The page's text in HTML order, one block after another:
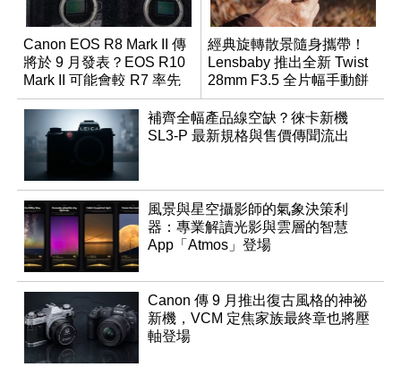
Canon EOS R8 Mark II 傳
將於 9 月發表？EOS R10
Mark II 可能會較 R7 率先
推出
經典旋轉散景隨身攜帶！
Lensbaby 推出全新 Twist
28mm F3.5 全片幅手動餅
乾鏡
補齊全幅產品線空缺？徠卡新機
SL3-P 最新規格與售價傳聞流出
風景與星空攝影師的氣象決策利
器：專業解讀光影與雲層的智慧
App「Atmos」登場
Canon 傳 9 月推出復古風格的神祕
新機，VCM 定焦家族最終章也將壓
軸登場